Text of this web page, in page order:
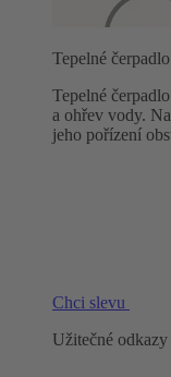
Tepelné
Tepelné
a ohřev vody.
jeho pořízení
Chci slevu
Užitečné odkazy